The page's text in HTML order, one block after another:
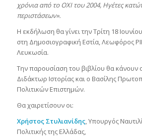
χρόνια από το ΟΧΙ του 2004, Ηγέτες
περιστάσεων».
Η εκδήλωση θα γίνει την Τρίτη 18
στη Δημοσιογραφική Εστία, Λεωφόρος
Λευκωσία.
Την παρουσίαση του βιβλίου θα
Διδάκτωρ Ιστορίας και ο Βασίλης
Πολιτικών Επιστημών.
Θα χαιρετίσουν οι:
Χρήστος Στυλιανίδης, Υπουργός
Πολιτικής της Ελλάδας,